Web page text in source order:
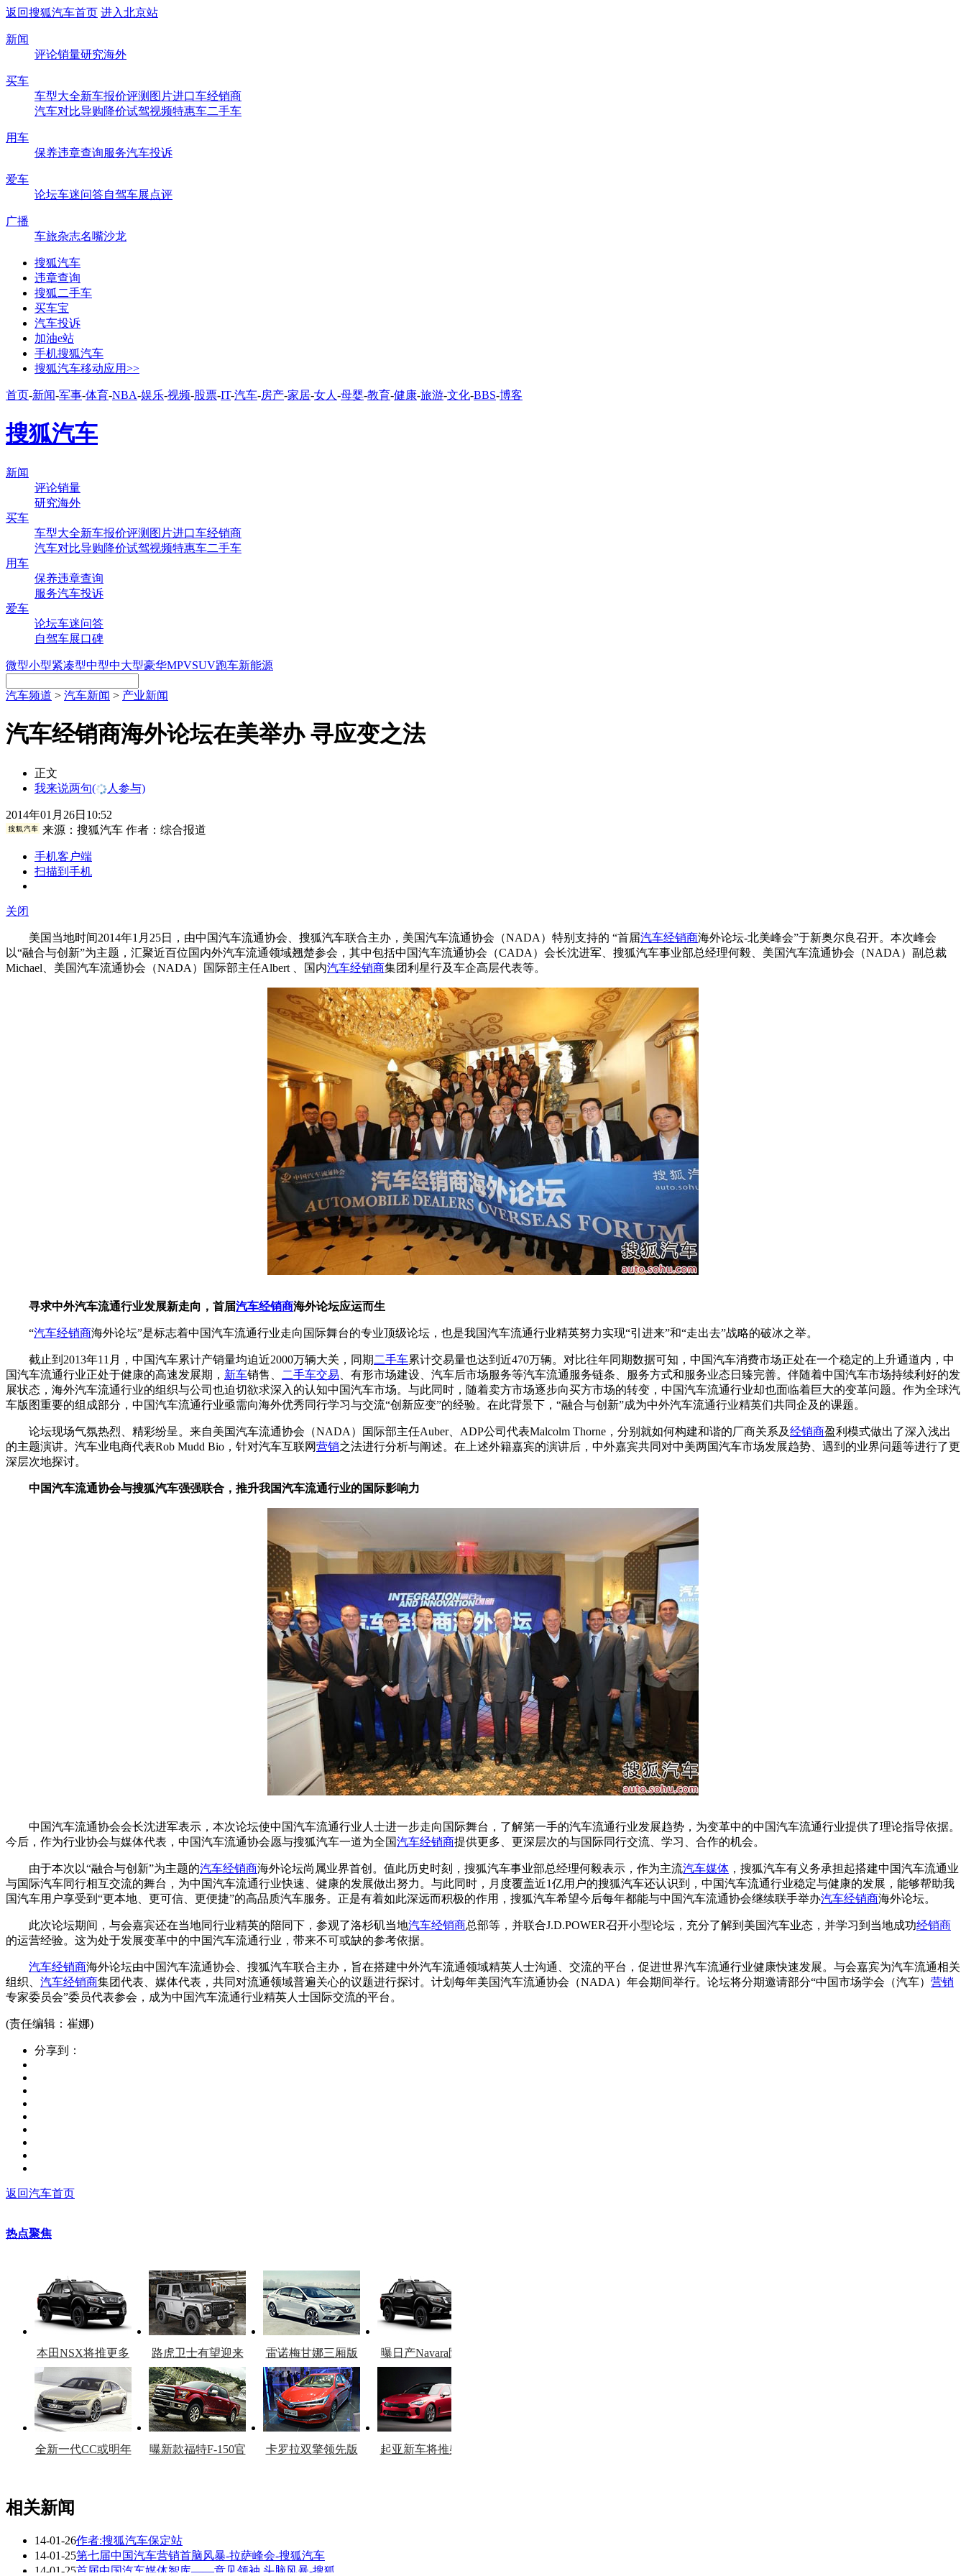
返回搜狐汽车首页 进入北京站
新闻
评论销量研究海外
买车
车型大全新车报价评测 图片进口车经销商
汽车对比导购降价试驾视频特惠车二手车
用车
保养违章查询服务汽车投诉
爱车
论坛车迷问答自驾车展点评
广播
车旅杂志名嘴沙龙
搜狐汽车
违章查询
搜狐二手车
买车宝
汽车投诉
加油e站
手机搜狐汽车
搜狐汽车移动应用>>
首页-新闻-军事-体育-NBA-娱乐-视频-股票-IT-汽车-房产-家居-女人 -母婴-教育-健康-旅游-文化-BBS-博客
搜狐汽车
新闻
评论销量
研究海外
买车
车型大全新车报价评测 图片进口车经销商
汽车对比导购降价试驾视频特惠车二手车
用车
保养违章查询
服务汽车投诉
爱车
论坛车迷问答
自驾车展口碑
微型小型紧凑型中型中大型豪华MPVSUV跑车新能源
汽车频道 > 汽车新闻 > 产业新闻
汽车经销商海外论坛在美举办 寻应变之法
正文
我来说两句( 人参与)
2014年01月26日10:52
来源： 搜狐汽车作者：综合报道
手机客户端
扫描到手机
关闭
美国当地时间2014年1月25日，由中国汽车流通协会、搜狐汽车联合主办，美国汽车流通协会（NADA）特别支持的 “首届汽车经销商海外论坛-北美峰会”于新奥尔良召开。本次峰会
以“融合与创新”为主题，汇聚近百位国内外汽车流通领域翘楚参会，其中包括中国汽车流通协会（CADA）会长沈进军、搜狐汽车事业部总经理何毅、美国汽车流通协会（NADA）副总裁
Michael、美国汽车流通协会（NADA）国际部主任Albert 、国内汽车经销商集团利星行及车企高层代表等。
寻求中外汽车流通行业发展新走向，首届汽车经销商海外论坛应运而生
“汽车经销商海外论坛”是标志着中国汽车流通行业走向国际舞台的专业顶级论坛，也是我国汽车流通行业精英努力实现“引进来”和“走出去”战略的破冰之举。
截止到2013年11月，中国汽车累计产销量均迫近2000万辆大关，同期 二手车累计交易量也达到近470万辆。对比往年同期数据可知，中国汽车消费市场正处在一个稳定的上升通道内，中
国汽车流通行业正处于健康的高速发展期， 新车销售、 二手车交易 、有形市场建设、汽车后市场服务等汽车流通服务链条、服务方式和服务业态日臻完善。伴随着中国汽车市场持续利好的发
展状态，海外汽车流通行业的组织与公司也迫切欲求深入的认知中国汽车市场。与此同时，随着卖方市场逐步向买方市场的转变，中国汽车流通行业却也面临着巨大的变革问题。作为全球汽
车版图重要的组成部分，中国汽车流通行业亟需向海外优秀同行学习与交流“创新应变”的经验。在此背景下，“融合与创新”成为中外汽车流通行业精英们共同企及的课题。
论坛现场气氛热烈、精彩纷呈。来自美国汽车流通协会（NADA）国际部主任Auber、ADP公司代表Malcolm Thorne，分别就如何构建和谐的厂商关系及经销商盈利模式做出了深入浅出
的主题演讲。汽车业电商代表Rob Mudd Bio，针对汽车互联网营销之法进行分析与阐述。在上述外籍嘉宾的演讲后，中外嘉宾共同对中美两国汽车市场发展趋势、遇到的业界问题等进行了更
深层次地探讨。
中国汽车流通协会与搜狐汽车强强联合，推升我国汽车流通行业的国际影响力
中国汽车流通协会会长沈进军表示，本次论坛使中国汽车流通行业人士进一步走向国际舞台，了解第一手的汽车流通行业发展趋势，为变革中的中国汽车流通行业提供了理论指导依据。
今后，作为行业协会与媒体代表，中国汽车流通协会愿与搜狐汽车一道为全国汽车经销商提供更多、更深层次的与国际同行交流、学习、合作的机会。
由于本次以“融合与创新”为主题的汽车经销商海外论坛尚属业界首创。值此历史时刻，搜狐汽车事业部总经理何毅表示，作为主流汽车媒体 ，搜狐汽车有义务承担起搭建中国汽车流通业
与国际汽车同行相互交流的舞台，为中国汽车流通行业快速、健康的发展做出努力。与此同时，月度覆盖近1亿用户的搜狐汽车还认识到，中国汽车流通行业稳定与健康的发展，能够帮助我
国汽车用户享受到“更本地、更可信、更便捷”的高品质汽车服务。正是有着如此深远而积极的作用，搜狐汽车希望今后每年都能与中国汽车流通协会继续联手举办汽车经销商海外论坛。
此次论坛期间，与会嘉宾还在当地同行业精英的陪同下，参观了洛杉矶当地汽车经销商总部等，并联合J.D.POWER召开小型论坛，充分了解到美国汽车业态，并学习到当地成功经销商
的运营经验。这为处于发展变革中的中国汽车流通行业，带来不可或缺的参考依据。
汽车经销商海外论坛由中国汽车流通协会、搜狐汽车联合主办，旨在搭建中外汽车流通领域精英人士沟通、交流的平台，促进世界汽车流通行业健康快速发展。与会嘉宾为汽车流通相关
组织、 汽车经销商集团代表、媒体代表，共同对流通领域普遍关心的议题进行探讨。计划每年美国汽车流通协会（NADA）年会期间举行。论坛将分期邀请部分“中国市场学会（汽车） 营销
专家委员会”委员代表参会，成为中国汽车流通行业精英人士国际交流的平台。
(责任编辑：崔娜)
分享到：
返回汽车首页
热点聚焦
本田NSX将推更多
车型
路虎卫士有望迎来
复产
雷诺梅甘娜三厢版
官图
曝日产Navara限量
全新一代CC或明年
曝新款福特F-150官
卡罗拉双擎领先版
起亚新车将推柴油
看赛车宝贝争奇斗
艳
车模美腿爆乳无惧
走光
相关新闻
14-01-26作者:搜狐汽车保定站
14-01-25第七届中国汽车营销首脑风暴-拉萨峰会-搜狐汽车
14-01-25首届中国汽车媒体智库——意见领袖 头脑风暴-搜狐